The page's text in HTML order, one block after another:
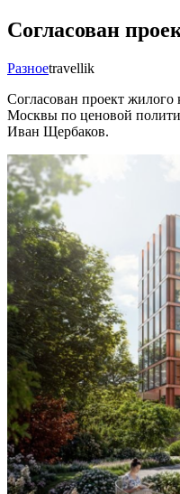
Согласован
Разноеtravellik
Согласован проект
Москвы по ценовой
Иван Щербаков.